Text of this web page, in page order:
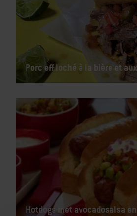
Porc effiloché à la bière et
Hotdogs met avocadosalsa